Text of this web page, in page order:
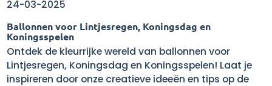
24-03-2025
Ballonnen voor Lintjesregen, Koningsdag en
Koningsspelen
Ontdek de kleurrijke wereld van ballonnen voor
Lintjesregen, Koningsdag en Koningsspelen! Laat je
inspireren door onze creatieve ideeën en tips op de